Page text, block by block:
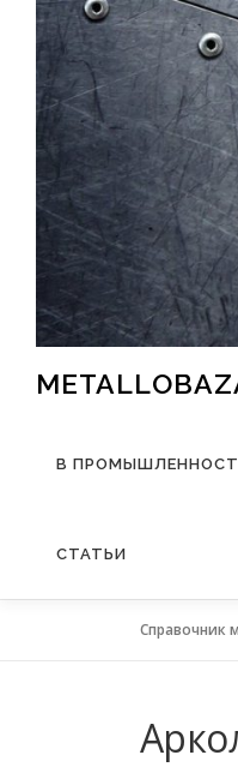
Перейти к содержимому
В
СТАТЬИ
Справочник